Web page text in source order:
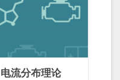
电流分布理论